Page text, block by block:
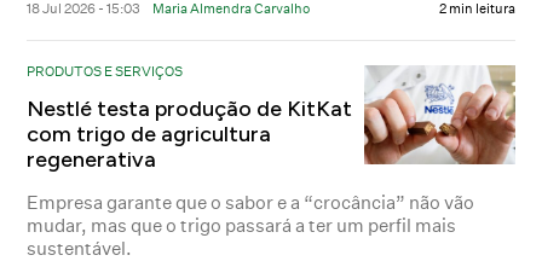
18 Jul 2026 - 15:03 Maria Almendra Carvalho 2 min leitura
PRODUTOS E SERVIÇOS
Nestlé testa produção de KitKat
com trigo de agricultura
regenerativa
Empresa garante que o sabor e a “crocância” não vão
mudar, mas que o trigo passará a ter um perfil mais
sustentável.